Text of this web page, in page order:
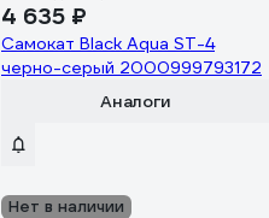
4 635 ₽
Самокат Black Aqua ST-4
черно-серый 2000999793172
Аналоги
Нет в наличии